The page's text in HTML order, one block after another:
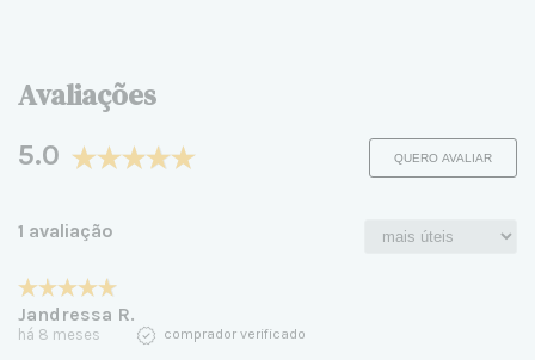
Avaliações
5.0 QUERO AVALIAR
1 avaliação
Jandressa R.
há 8 meses comprador verificado